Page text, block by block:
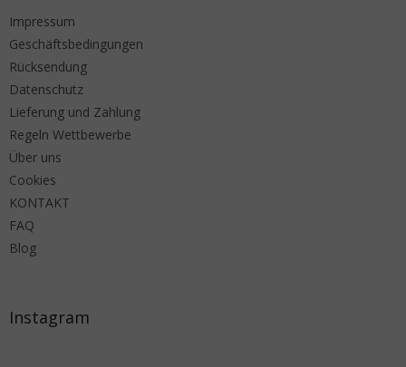
Impressum
Geschäftsbedingungen
Rücksendung
Datenschutz
Lieferung und Zahlung
Regeln Wettbewerbe
Über uns
Cookies
KONTAKT
FAQ
Blog
Instagram